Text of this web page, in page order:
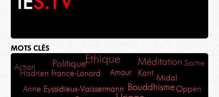
MOTS CLÉS
Action PolitiqueEthique MéditationSartre
Hadrien France-Lanord
Amour Kant
Midal
Anne Eyssidieux-Vaissermann BouddhismeOppen